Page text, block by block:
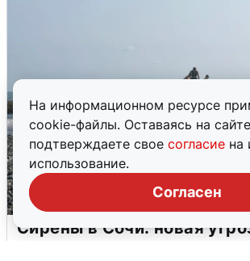
На информационном ресурсе
cookie-файлы. Оставаясь на
подтверждаете свое согласие на
использование.
Согласен
Сирены в Сочи: новая